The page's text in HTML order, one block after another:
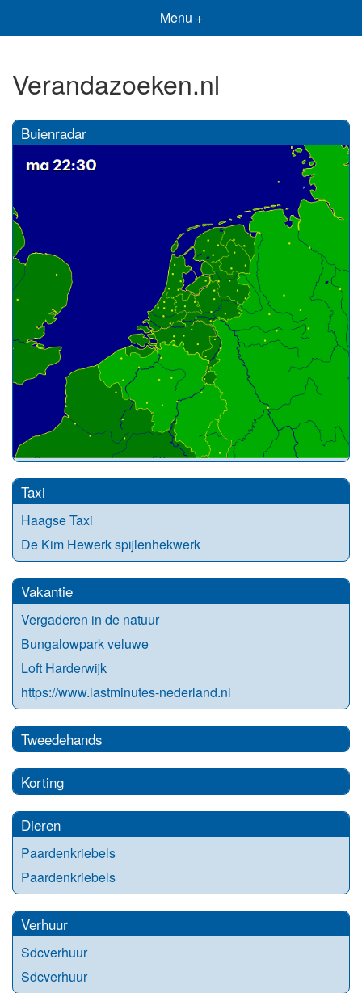
Menu +
Verandazoeken.nl
Buienradar
Taxi
Haagse Taxi
De Kim Hewerk spijlenhekwerk
Vakantie
Vergaderen in de natuur
Bungalowpark veluwe
Loft Harderwijk
https://www.lastminutes-nederland.nl
Tweedehands
Korting
Dieren
Paardenkriebels
Paardenkriebels
Verhuur
Sdcverhuur
Sdcverhuur